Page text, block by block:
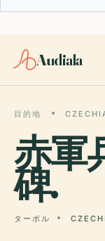
Audiala
目的地
赤軍
碑.
ターボル